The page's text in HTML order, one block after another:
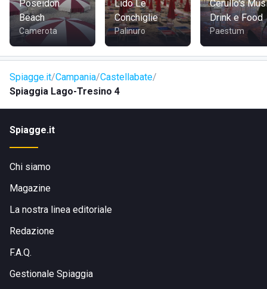
Poseidon
Beach
Camerota
Lido Le
Conchiglie
Palinuro
Cerullo's
Drink e Food
Paestum
Spiagge.it Campania Castellabate
Spiaggia Lago-Tresino 4
Spiagge.it
Chi siamo
Magazine
La nostra linea editoriale
Redazione
F.A.Q.
Gestionale Spiaggia